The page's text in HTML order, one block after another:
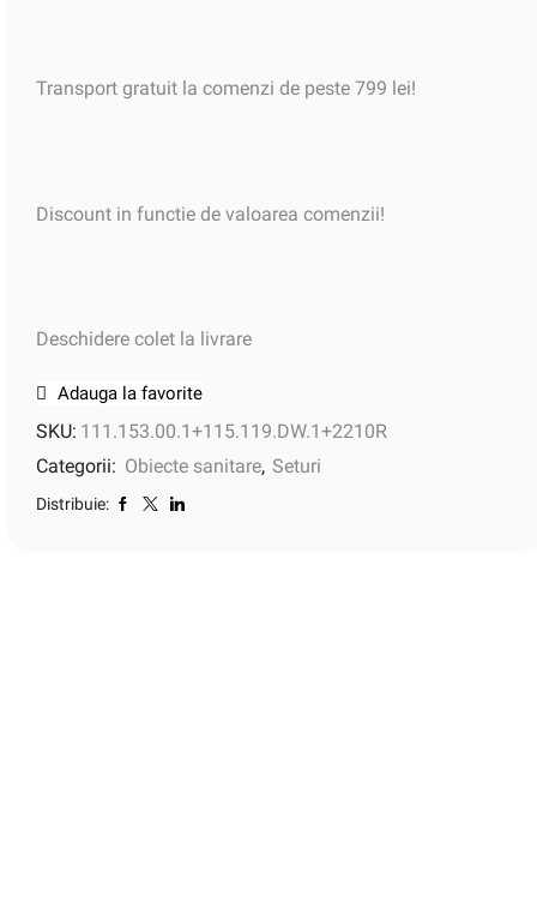
Transport gratuit la comenzi de peste 799 lei!
Discount in functie de valoarea comenzii!
Deschidere colet la livrare
Adauga la favorite
SKU: 111.153.00.1+115.119.DW.1+2210R
Categorii: Obiecte sanitare, Seturi
Distribuie: